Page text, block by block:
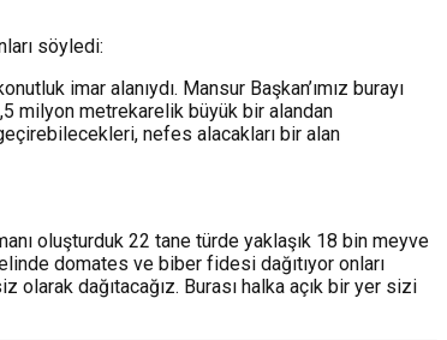
söyledi:
imar alanıydı. Mansur Başkan’ımız burayı
milyon metrekarelik büyük bir alandan
nefes alacakları bir alan
oluşturduk 22 tane türde yaklaşık 18 bin meyve
domates ve biber fidesi dağıtıyor onları
dağıtacağız. Burası halka açık bir yer sizi